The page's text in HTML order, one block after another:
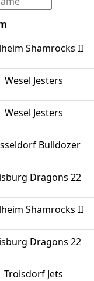
Shamrocks II
Wesel Jesters
Wesel Jesters
Bulldozer
Dragons 22
Shamrocks II
Dragons 22
Troisdorf Jets